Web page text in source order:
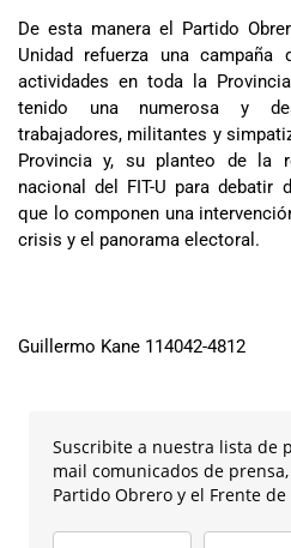
De esta manera el Partido
Unidad refuerza una campaña
actividades en toda la
tenido una numerosa y
trabajadores, militantes y
Provincia y, su planteo de la
nacional del FIT-U para debatir
que lo componen una
crisis y el panorama electoral.
Guillermo Kane 114042-4812
Suscribite a nuestra lista de
mail comunicados de
Partido Obrero y el Frente